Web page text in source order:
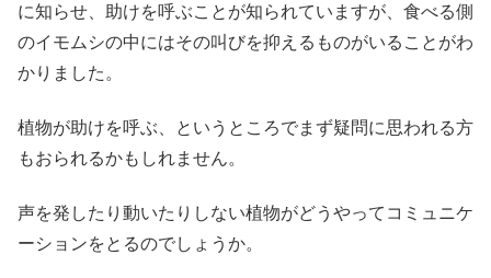
に知らせ、助けを呼ぶことが知られていますが、食べる側
のイモムシの中にはその叫びを抑えるものがいることがわ
かりました。
植物が助けを呼ぶ、というところでまず疑問に思われる方
もおられるかもしれません。
声を発したり動いたりしない植物がどうやってコミュニケ
ーションをとるのでしょうか。